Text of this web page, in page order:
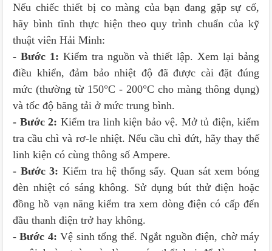
Nếu chiếc thiết bị co màng của bạn đang gặp sự cố,
hãy bình tĩnh thực hiện theo quy trình chuẩn của kỹ
thuật viên Hải Minh:
- Bước 1: Kiểm tra nguồn và thiết lập. Xem lại bảng
điều khiển, đảm bảo nhiệt độ đã được cài đặt đúng
mức (thường từ 150°C - 200°C cho màng thông dụng)
và tốc độ băng tải ở mức trung bình.
- Bước 2: Kiểm tra linh kiện bảo vệ. Mở tủ điện, kiểm
tra cầu chì và rơ-le nhiệt. Nếu cầu chì đứt, hãy thay thế
linh kiện có cùng thông số Ampere.
- Bước 3: Kiểm tra hệ thống sấy. Quan sát xem bóng
đèn nhiệt có sáng không. Sử dụng bút thử điện hoặc
đồng hồ vạn năng kiểm tra xem dòng điện có cấp đến
đầu thanh điện trở hay không.
- Bước 4:Vệ sinh tổng thể. Ngắt nguồn điện, chờ máy